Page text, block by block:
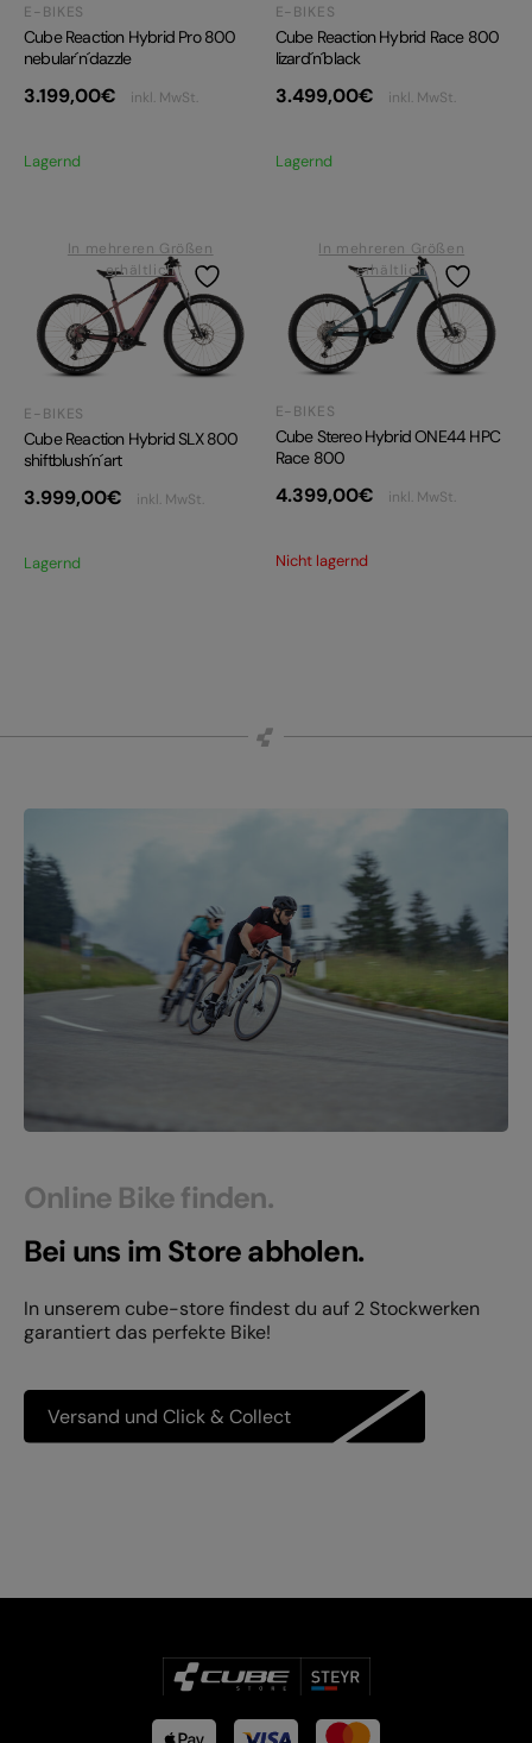
E-BIKES
Cube Reaction Hybrid Pro 800
nebular´n´dazzle
3.199,00€ inkl. MwSt.
Lagernd
E-BIKES
Cube Reaction Hybrid Race 800
lizard´n´black
3.499,00€ inkl. MwSt.
Lagernd
In mehreren Größen
erhältlich
E-BIKES
Cube Reaction Hybrid SLX 800
shiftblush´n´art
3.999,00€ inkl. MwSt.
Lagernd
In mehreren Größen
erhältlich
E-BIKES
Cube Stereo Hybrid ONE44 HPC
Race 800
4.399,00€ inkl. MwSt.
Nicht lagernd
Online Bike finden.
Bei uns im Store abholen.
In unserem cube-store findest du auf 2 Stockwerken
garantiert das perfekte Bike!
Versand und Click & Collect